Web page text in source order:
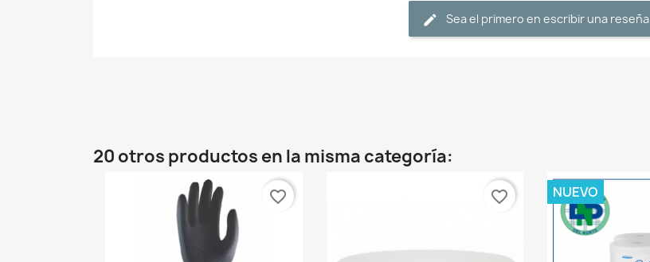
Sea el primero en escribir una reseña
20 otros productos en la misma categoría:
favorite_border favorite_border NUEVO